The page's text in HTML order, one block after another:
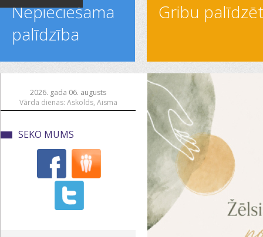
Nepieciešama
palīdzība
Gribu palīdzēt
2026. gada 06. augusts
Vārda dienas: Askolds, Aisma
SEKO MUMS